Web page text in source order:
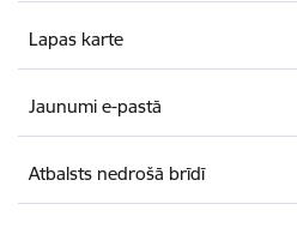
Lapas karte
Jaunumi e-pastā
Atbalsts nedrošā brīdī